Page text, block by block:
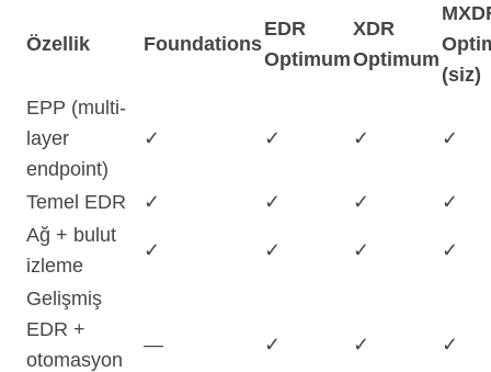
Özellik Foundations
EDR
Optimum
XDR
Optimum
(siz)
EPP (multi-
layer
endpoint)
✓ ✓ ✓ ✓
Temel EDR ✓ ✓ ✓
✓
Ağ + bulut
izleme
✓ ✓ ✓ ✓
Gelişmiş
EDR +
otomasyon
— ✓ ✓ ✓